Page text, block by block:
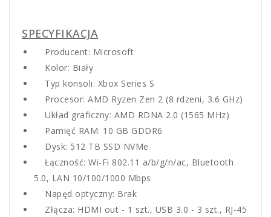
SPECYFIKACJA
Producent: Microsoft
Kolor: Biały
Typ konsoli: Xbox Series S
Procesor: AMD Ryzen Zen 2 (8 rdzeni, 3.6 GHz)
Układ graficzny: AMD RDNA 2.0 (1565 MHz)
Pamięć RAM: 10 GB GDDR6
Dysk: 512 TB SSD NVMe
Łączność: Wi-Fi 802.11 a/b/g/n/ac, Bluetooth
5.0, LAN 10/100/1000 Mbps
Napęd optyczny: Brak
Złącza: HDMI out - 1 szt., USB 3.0 - 3 szt., RJ-45